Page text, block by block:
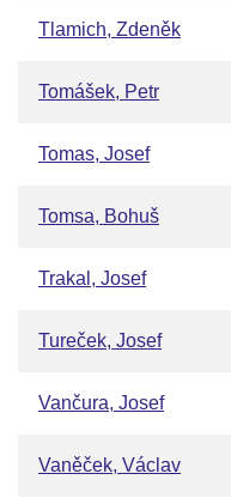
Tlamich, Zdeněk
Tomášek, Petr
Tomas, Josef
Tomsa, Bohuš
Trakal, Josef
Tureček, Josef
Vančura, Josef
Vaněček, Václav